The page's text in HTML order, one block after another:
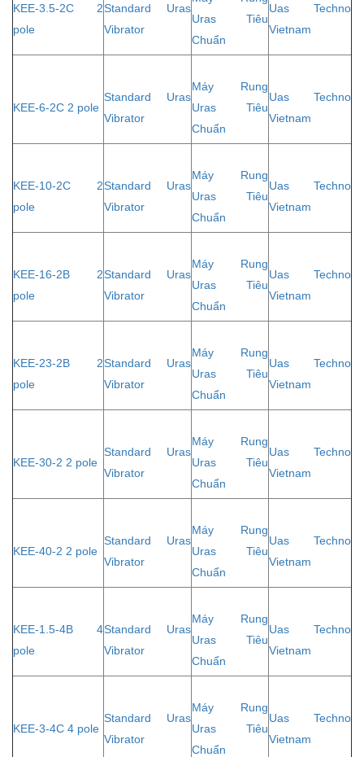
KEE-3.5-2C 2
pole
Standard Uras
Vibrator
Uras Tiêu
Chuẩn
Uas Techno
Vietnam
KEE-6-2C 2 pole
Standard Uras
Vibrator
Máy Rung
Uras Tiêu
Chuẩn
Uas Techno
Vietnam
KEE-10-2C 2
pole
Standard Uras
Vibrator
Máy Rung
Uras Tiêu
Chuẩn
Uas Techno
Vietnam
KEE-16-2B 2
pole
Standard Uras
Vibrator
Máy Rung
Uras Tiêu
Chuẩn
Uas Techno
Vietnam
KEE-23-2B 2
pole
Standard Uras
Vibrator
Máy Rung
Uras Tiêu
Chuẩn
Uas Techno
Vietnam
KEE-30-2 2 pole
Standard Uras
Vibrator
Máy Rung
Uras Tiêu
Chuẩn
Uas Techno
Vietnam
KEE-40-2 2 pole
Standard Uras
Vibrator
Máy Rung
Uras Tiêu
Chuẩn
Uas Techno
Vietnam
KEE-1.5-4B 4
pole
Standard Uras
Vibrator
Máy Rung
Uras Tiêu
Chuẩn
Uas Techno
Vietnam
KEE-3-4C 4 pole
Standard Uras
Vibrator
Máy Rung
Uras Tiêu
Chuẩn
Uas Techno
Vietnam